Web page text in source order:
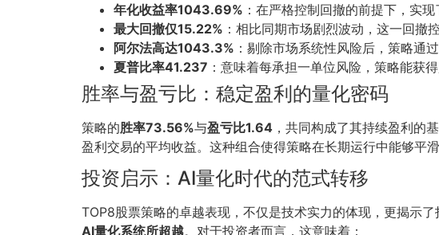
年化收益率1043.69% ：在严格控制回撤的前提下，实
最大回撤仅15.22% ：相比同期市场剧烈波动，这一回撤
阿尔法高达1043.3% ：剔除市场系统性风险后，策略通
夏普比率41.237 ：意味着每承担一单位风险，策略能获
胜率与盈亏比：稳定盈利的量化密码
策略的胜率73.56%与盈亏比1.64 ，共同构成了其持续盈利的
盈利交易的平均收益。这种组合使得策略在长期运行中能够平
投资启示：AI量化时代的范式转移
TOP8股票策略的卓越表现，不仅是技术实力的体现，更揭示了
AI量化系统所超越。对于投资者而言，这意味着：